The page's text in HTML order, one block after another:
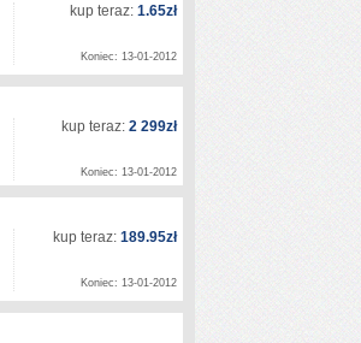
kup teraz: 1.65zł
Koniec: 13-01-2012
kup teraz: 2 299zł
Koniec: 13-01-2012
kup teraz: 189.95zł
Koniec: 13-01-2012